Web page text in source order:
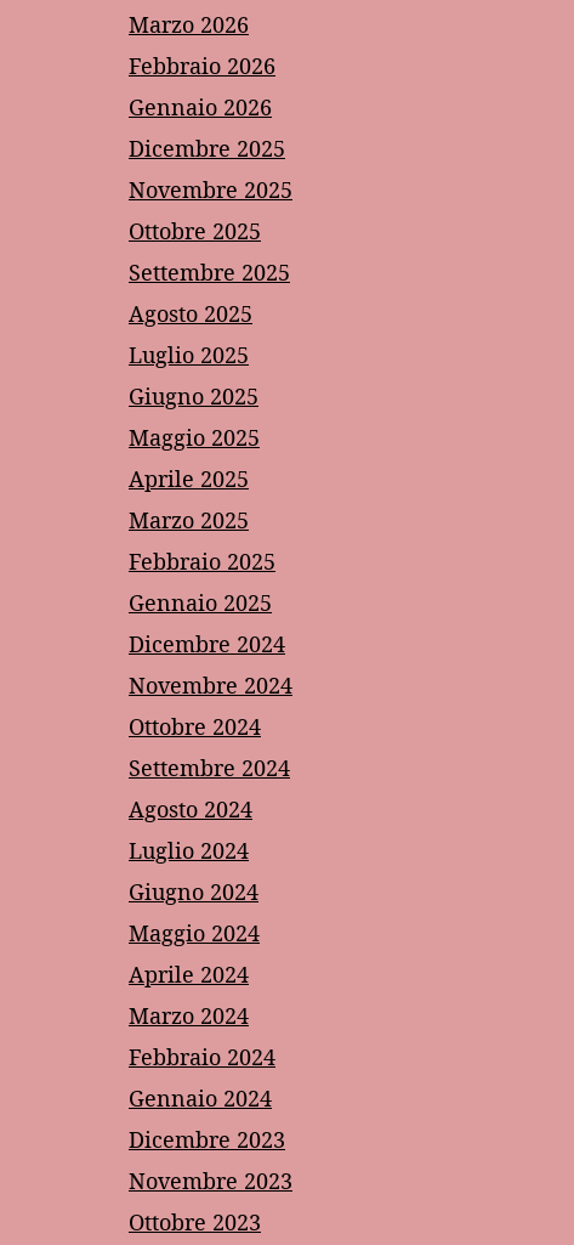
Marzo 2026
Febbraio 2026
Gennaio 2026
Dicembre 2025
Novembre 2025
Ottobre 2025
Settembre 2025
Agosto 2025
Luglio 2025
Giugno 2025
Maggio 2025
Aprile 2025
Marzo 2025
Febbraio 2025
Gennaio 2025
Dicembre 2024
Novembre 2024
Ottobre 2024
Settembre 2024
Agosto 2024
Luglio 2024
Giugno 2024
Maggio 2024
Aprile 2024
Marzo 2024
Febbraio 2024
Gennaio 2024
Dicembre 2023
Novembre 2023
Ottobre 2023